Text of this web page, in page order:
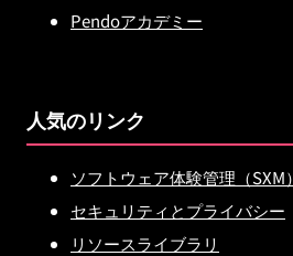
Pendoアカデミー
人気のリンク
ソフトウェア体験管理（SXM）
セキュリティとプライバシー
リソースライブラリ